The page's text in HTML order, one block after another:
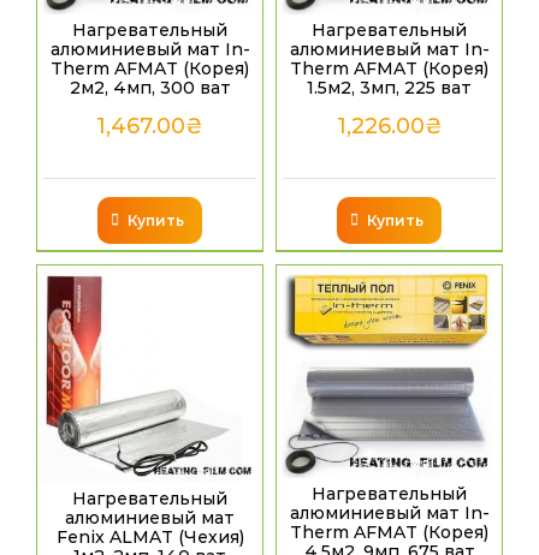
Нагревательный
алюминиевый мат In-
Therm AFMAT (Корея)
2м2, 4мп, 300 ват
1,467.00₴
Купить
Нагревательный
алюминиевый мат In-
Therm AFMAT (Корея)
1.5м2, 3мп, 225 ват
1,226.00₴
Купить
Нагревательный
алюминиевый мат
Fenix ALMAT (Чехия)
Нагревательный
алюминиевый мат In-
Therm AFMAT (Корея)